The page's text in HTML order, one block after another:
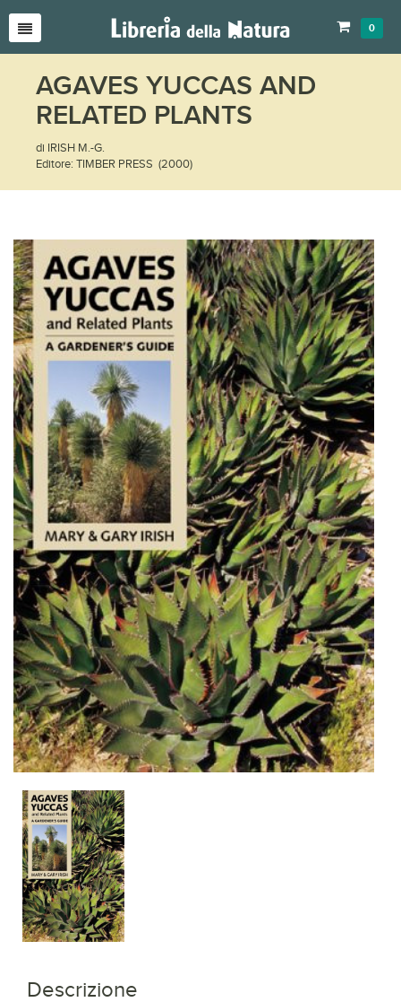
0
AGAVES YUCCAS AND
RELATED PLANTS
di IRISH M.-G.
Editore: TIMBER PRESS (2000)
Descrizione